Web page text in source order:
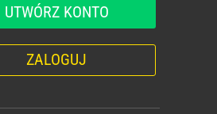
UTWÓRZ KONTO
ZALOGUJ